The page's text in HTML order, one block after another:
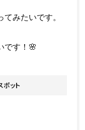
みたいです。
です！🌸
ット